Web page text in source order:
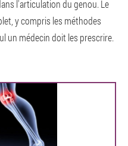
l'articulation du genou. Le
y compris les méthodes
un médecin doit les prescrire.